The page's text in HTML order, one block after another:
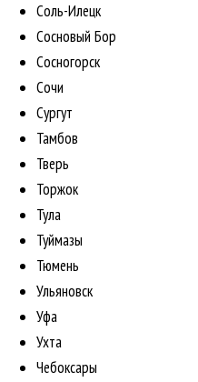
Соль-Илецк
Сосновый Бор
Сосногорск
Сочи
Сургут
Тамбов
Тверь
Торжок
Тула
Туймазы
Тюмень
Ульяновск
Уфа
Ухта
Чебоксары